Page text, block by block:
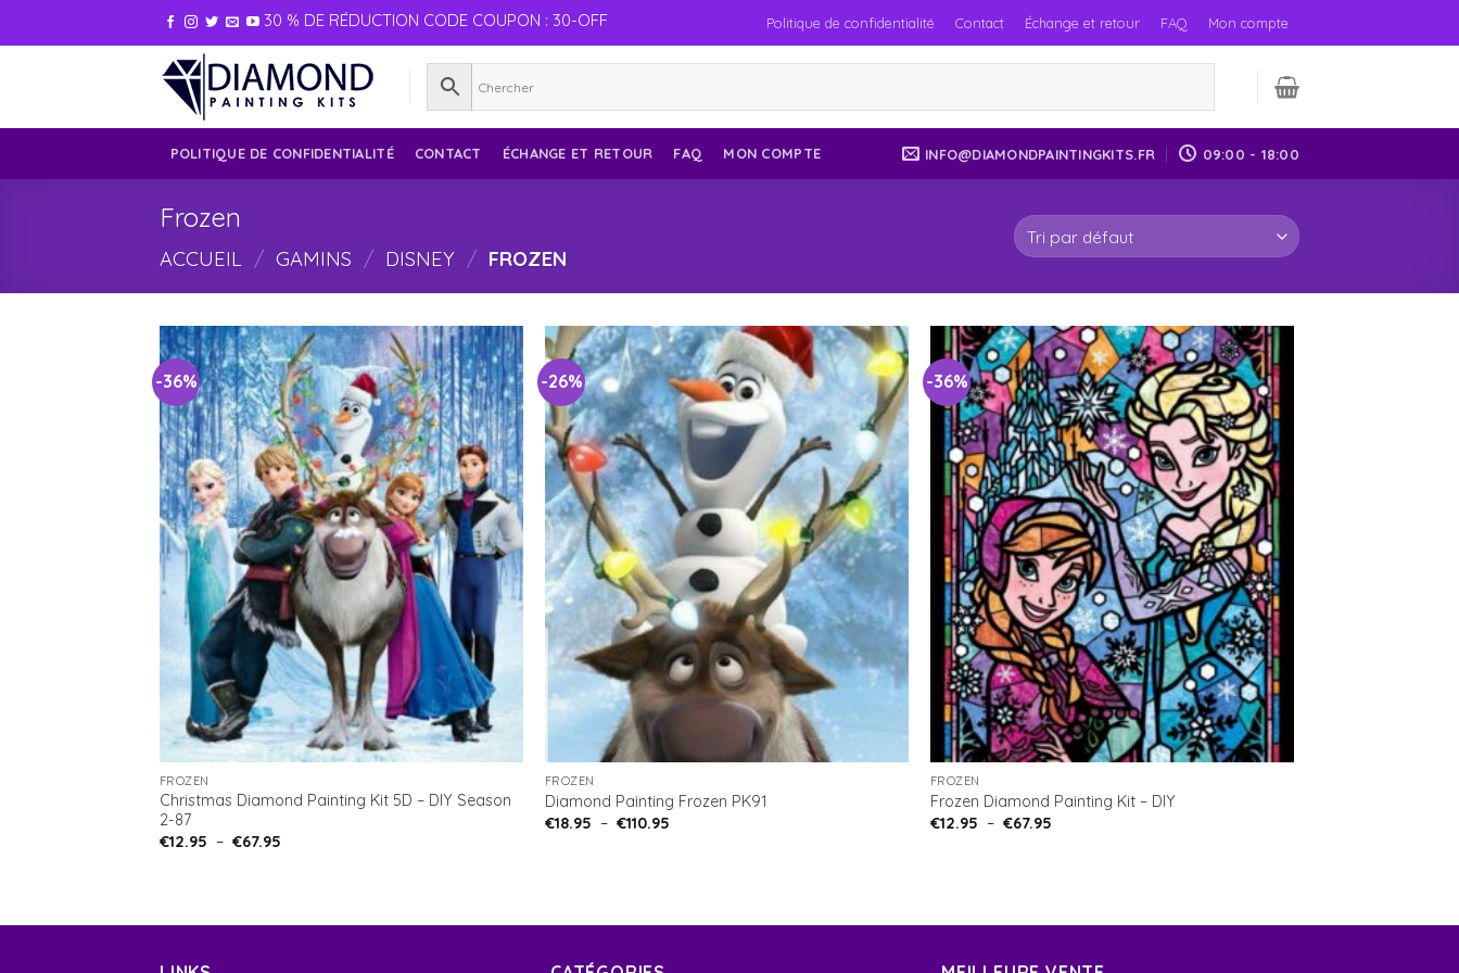
30 % DE RÉDUCTION CODE COUPON : 30-OFF Politique de confidentialité Contact Échange et retour FAQ Mon compte
POLITIQUE DE CONFIDENTIALITÉ CONTACT ÉCHANGE ET RETOUR FAQ MON COMPTE INFO@DIAMONDPAINTINGKITS.FR 09:00 - 18:00
Frozen
ACCUEIL / GAMINS / DISNEY / FROZEN
-36%
FROZEN
Christmas Diamond Painting Kit 5D – DIY Season
2-87
€12.95 – €67.95Plage
-26%
FROZEN
Diamond Painting Frozen PK91
€18.95 – €110.95Plage
-36%
FROZEN
Frozen Diamond Painting Kit – DIY
€12.95 – €67.95Plage